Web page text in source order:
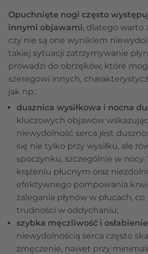
Opuchnięte nogi często
innymi objawami, dlatego warto
czy nie są one wynikiem
takiej sytuacji zatrzymywanie
prowadzi do obrzęków, które
szeregowi innych,
jak np.:
dusznica wysiłkowa i nocna
kluczowych objawów
niewydolność serca jest
się nie tylko przy wysiłku, ale
spoczynku, szczególnie w
krążeniu płucnym oraz
efektywnego pompowania
zalegania płynów w płucach,
trudności w oddychaniu;
szybka męczliwość i osłabienie
niewydolnością serca często
zmęczenie, nawet przy